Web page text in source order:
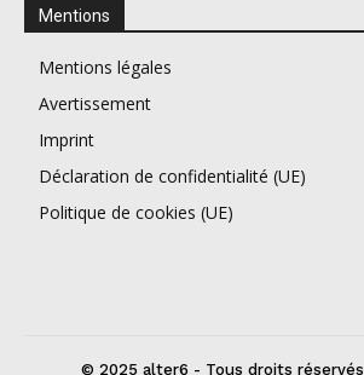
Mentions
Mentions légales
Avertissement
Imprint
Déclaration de confidentialité (UE)
Politique de cookies (UE)
© 2025 alter6 - Tous droits